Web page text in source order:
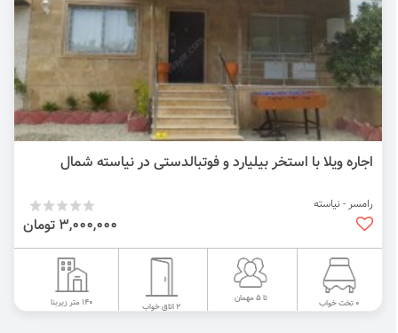
اجاره ویلا با استخر بیلیارد و فوتبالدستی در نیاسته شمال
رامسر - نیاسته
3,000,000 تومان
0 تخت خواب تا 5 مهمان
2 اتاق خواب 140 متر زیربنا